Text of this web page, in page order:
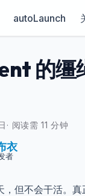
autoLaunch
的缰
· 阅读需 11 分钟
衣
者
，但不会干活。